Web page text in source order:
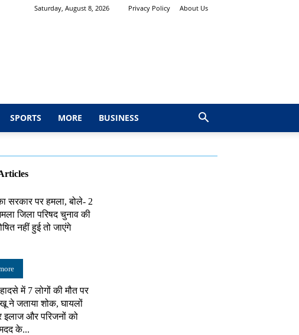
Saturday, August 8, 2026 Privacy Policy About Us
SPORTS MORE BUSINESS
सरकार पर हमला, बोले- 2
जिला परिषद चुनाव की
नहीं हुई तो जाएंगे
में 7 लोगों की मौत पर
ने जताया शोक, घायलों
इलाज और परिजनों को
के...